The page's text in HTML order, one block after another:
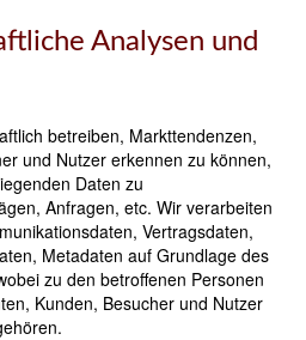
Analysen und
betreiben, Markttendenzen,
und Nutzer erkennen zu können,
Daten zu
Anfragen, etc. Wir verarbeiten
Vertragsdaten,
Metadaten auf Grundlage des
zu den betroffenen Personen
Kunden, Besucher und Nutzer